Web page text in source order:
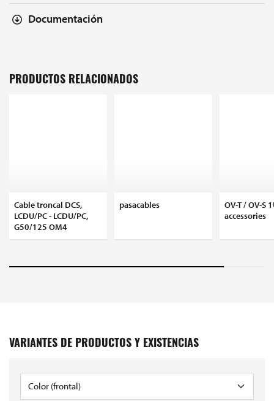
Documentación
PRODUCTOS RELACIONADOS
Cable troncal DCS,
LCDU/PC - LCDU/PC,
G50/125 OM4
pasacables
OV-T / OV-S
accessories
VARIANTES DE PRODUCTOS Y EXISTENCIAS